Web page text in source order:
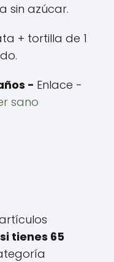
sin azúcar.
+ tortilla de 1
- Enlace -
sano
tienes 65